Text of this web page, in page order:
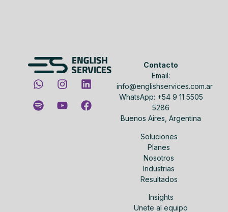
Contacto
Email:
info@englishservices.com.ar
WhatsApp: +54 9 11 5505
5286
Buenos Aires, Argentina
Soluciones
Planes
Nosotros
Industrias
Resultados
Insights
Unete al equipo